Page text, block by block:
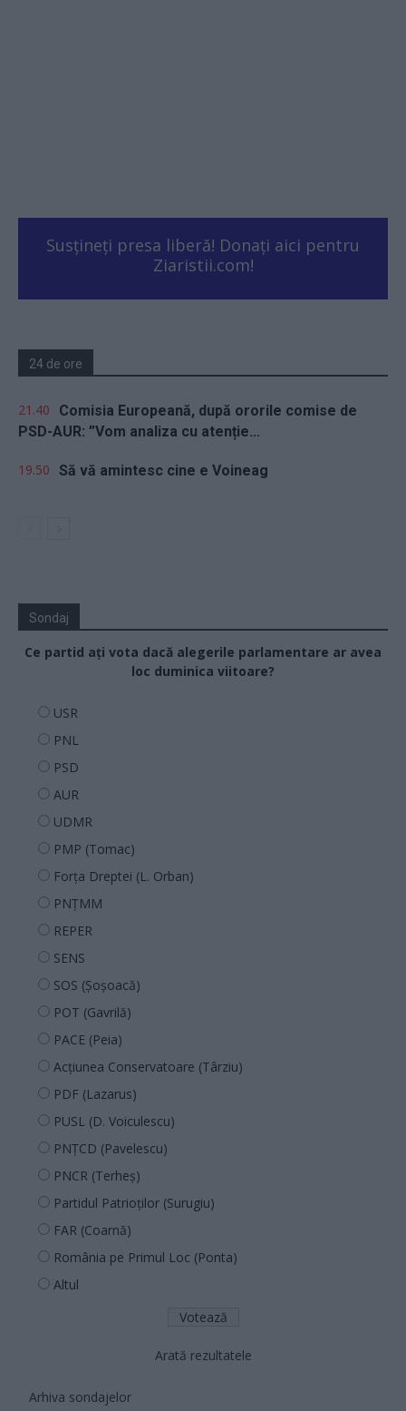
Susțineți presa liberă! Donați aici pentru
Ziaristii.com!
24 de ore
21.40
Comisia Europeană, după ororile comise de
PSD-AUR: ”Vom analiza cu atenție...
19.50 Să vă amintesc cine e Voineag
Sondaj
Ce partid ați vota dacă alegerile parlamentare ar avea
loc duminica viitoare?
USR
PNL
PSD
AUR
UDMR
PMP (Tomac)
Forța Dreptei (L. Orban)
PNȚMM
REPER
SENS
SOS (Șoșoacă)
POT (Gavrilă)
PACE (Peia)
Acțiunea Conservatoare (Târziu)
PDF (Lazarus)
PUSL (D. Voiculescu)
PNȚCD (Pavelescu)
PNCR (Terheș)
Partidul Patrioților (Surugiu)
FAR (Coarnă)
România pe Primul Loc (Ponta)
Altul
Arată rezultatele
Arhiva sondajelor